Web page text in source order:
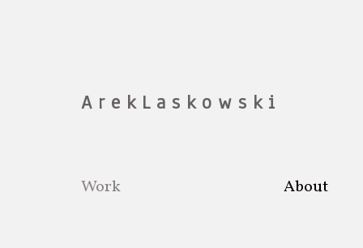
A r e k L a s k o w s k i
Work About